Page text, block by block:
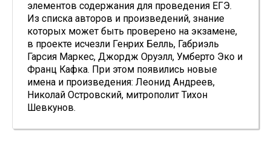
элементов содержания для проведения ЕГЭ.
Из списка авторов и произведений, знание
которых может быть проверено на экзамене,
в проекте исчезли Генрих Белль, Габриэль
Гарсия Маркес, Джордж Оруэлл, Умберто Эко и
Франц Кафка. При этом появились новые
имена и произведения: Леонид Андреев,
Николай Островский, митрополит Тихон
Шевкунов.